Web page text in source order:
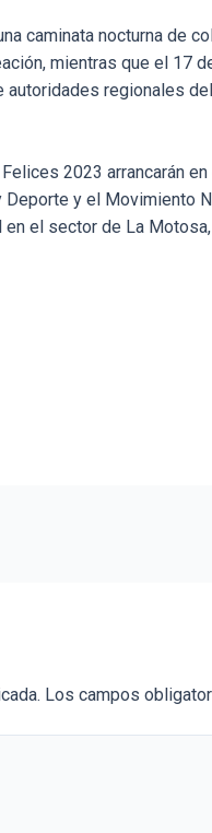
caminata nocturna de
mientras que el 17
regionales
2023 arrancarán
y el Movimiento
el sector de La
Los campos